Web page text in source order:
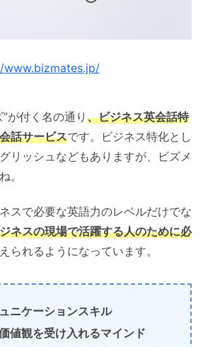
www.bizmates.jp/
が付く名の通り 、ビジネス英会話特
話サービスです。ビジネス特化とし
リッシュなどもありますが、ビズメ
。
スで必要な英語力のレベルだけでな
ネスの現場で活躍する人のために必
られるようになっています。
ニケーションスキル
値観を受け入れるマインド